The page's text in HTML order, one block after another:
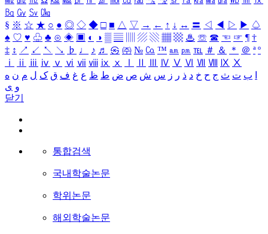
㏃ ㏉ ㏜ ㏆
§ ※ ☆ ★ ○ ● ◎ ◇ ◆ □ ■ △ ▽ → ← ↑ ↓ ↔ 〓 ◁ ◀ ▷ ▶ ♤
♠ ♡ ♥ ♧ ♣ ⊙ ◈ ▣ ◐ ◑ ▒ ▤ ▨ ▧ ▦ ▩ ♨ ☏ ☎ ☜ ☞ ¶ †
‡ ↕ ↗ ↙ ↖ ↘ ♭ ♩ ♪ ♬ ㉿ ㈜ № ㏇ ™ ㏂ ㏘ ℡ ＃ ＆ ＊ ＠ ª º
ⅰ
ⅱ ⅲ ⅳ ⅴ ⅵ ⅶ ⅷ ⅸ ⅹ Ⅳ Ⅴ Ⅵ Ⅶ Ⅷ Ⅸ Ⅹ
ب ت ث ج ح خ د ذ ر ز س ش ص ض ط ظ ع غ ف ق ک ل م ن ه
و ی
닫기
통합검색
국내학술논문
학위논문
해외학술논문